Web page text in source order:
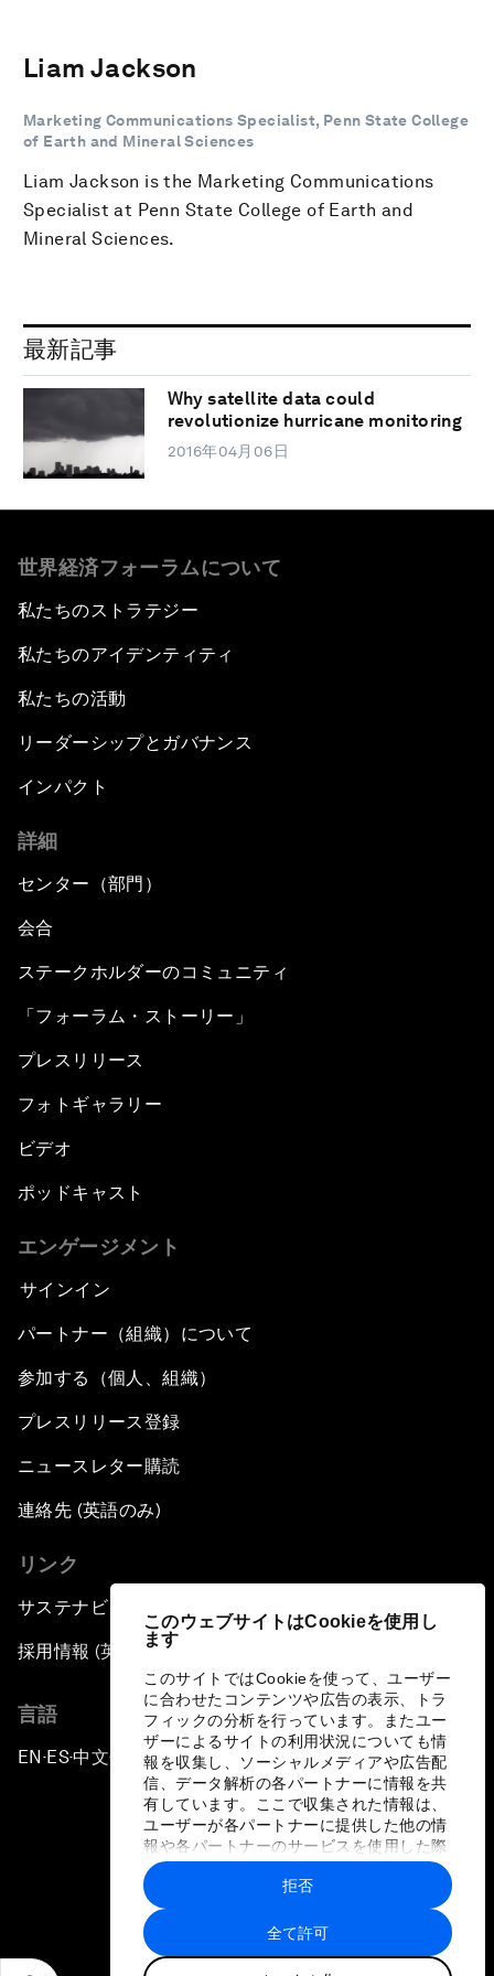
このウェブサイトはCookieを使用し
ます
このサイトではCookieを使って、ユーザー
に合わせたコンテンツや広告の表示、トラ
フィックの分析を行っています。またユー
ザーによるサイトの利用状況についても情
報を収集し、ソーシャルメディアや広告配
信、データ解析の各パートナーに情報を共
有しています。ここで収集された情報は、
ユーザーが各パートナーに提供した他の情
報や各パートナーのサービスを使用した際
に収集された情報と組み合わされ、各パー
トナーによって使用されることがありま
す。
全て許可
拒否
Liam Jackson
Marketing Communications Specialist, Penn State College
of Earth and Mineral Sciences
Liam Jackson is the Marketing Communications
Specialist at Penn State College of Earth and
Mineral Sciences.
最新記事
Why satellite data could
revolutionize hurricane monitoring
2016年04月06日
世界経済フォーラムについて
私たちのストラテジー
私たちのアイデンティティ
私たちの活動
リーダーシップとガバナンス
インパクト
詳細
センター（部門）
会合
ステークホルダーのコミュニティ
「フォーラム・ストーリー」
プレスリリース
フォトギャラリー
ビデオ
ポッドキャスト
エンゲージメント
サインイン
パートナー（組織）について
参加する（個人、組織）
プレスリリース登録
ニュースレター購読
連絡先 (英語のみ)
リンク
サステナビリティへの取り組み
採用情報 (英語のみ)
言語
EN ▪ES▪中文▪ 日本語
プライバシーポリシーと利用規約
サイトマップ